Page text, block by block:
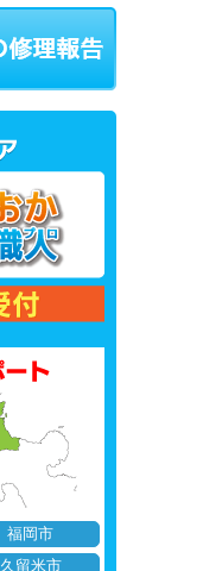
福岡市
久留米市